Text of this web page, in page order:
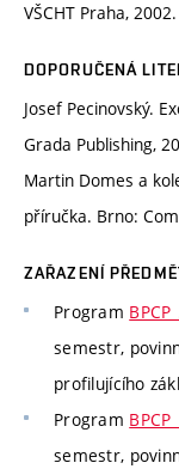
VŠCHT Praha,
DOPORUČENÁ
Josef Pecinovský.
Grada Publishing,
Martin Domes a
příručka. Brno:
ZAŘAZENÍ
Program
semestr,
profilujícího
Program
semestr,